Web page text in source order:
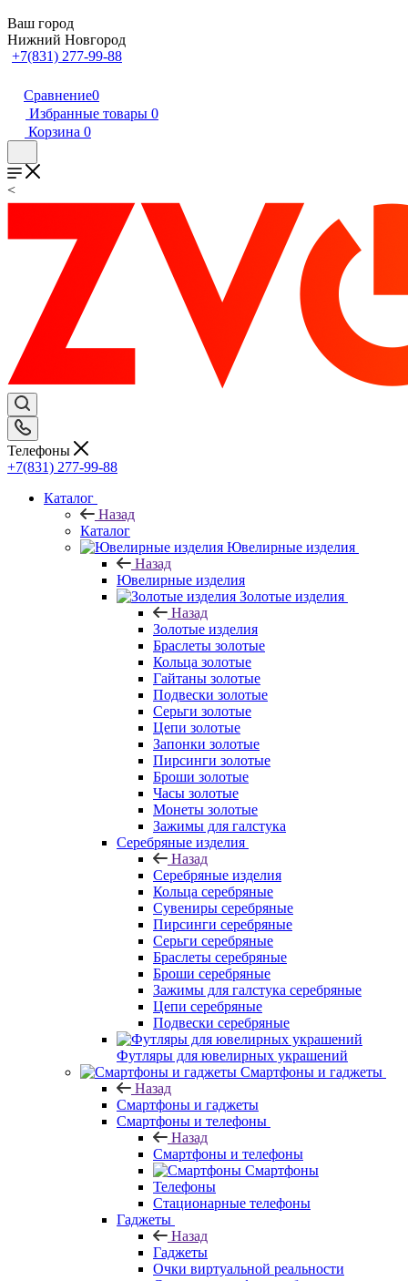
Ваш город
Нижний Новгород
+7(831) 277-99-88
Сравнение0
Избранные товары 0
Корзина 0
<
Телефоны
+7(831) 277-99-88
Каталог
Назад
Каталог
Ювелирные изделия
Назад
Ювелирные изделия
Золотые изделия
Назад
Золотые изделия
Браслеты золотые
Кольца золотые
Гайтаны золотые
Подвески золотые
Серьги золотые
Цепи золотые
Запонки золотые
Пирсинги золотые
Броши золотые
Часы золотые
Монеты золотые
Зажимы для галстука
Серебряные изделия
Назад
Серебряные изделия
Кольца серебряные
Сувениры серебряные
Пирсинги серебряные
Серьги серебряные
Браслеты серебряные
Броши серебряные
Зажимы для галстука серебряные
Цепи серебряные
Подвески серебряные
Футляры для ювелирных украшений
Смартфоны и гаджеты
Назад
Смартфоны и гаджеты
Смартфоны и телефоны
Назад
Смартфоны и телефоны
Смартфоны
Телефоны
Стационарные телефоны
Гаджеты
Назад
Гаджеты
Очки виртуальной реальности